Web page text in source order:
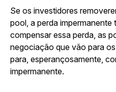
Se os investidores
pool, a perda
compensar essa perda, as
negociação que vão para
para, esperançosamente,
impermanente.